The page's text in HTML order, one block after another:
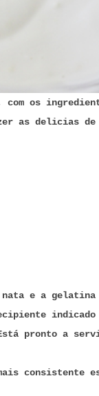
com os
as delicias de
e a gelatina
Está pronto a
consistente